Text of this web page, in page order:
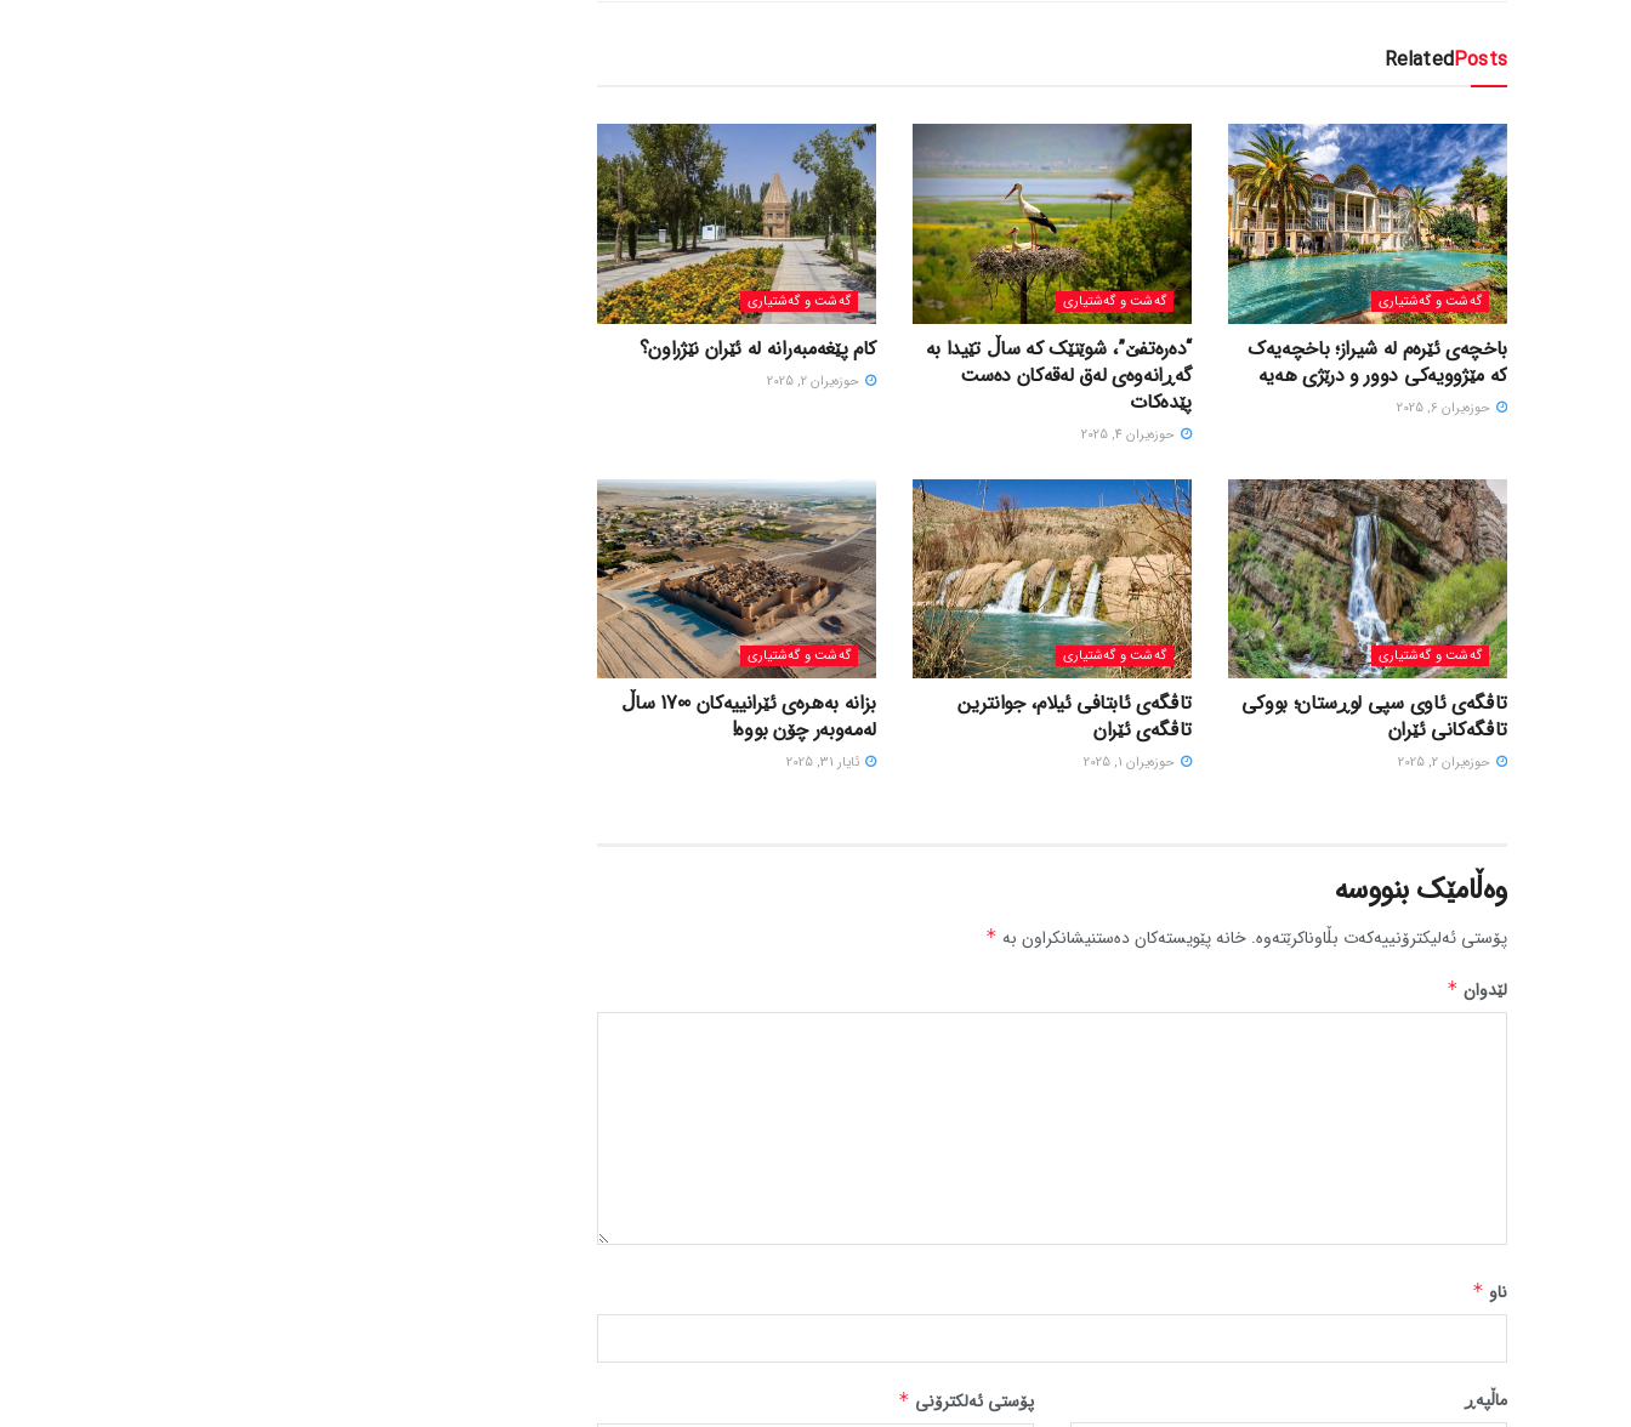
RelatedPosts
گه‌شت و گه‌شتیاری
باخچەی ئێرەم لە شیراز؛ باخچەیەک
کە مێژوویەکی دوور و درێژی هەیە
حوزه‌یران 6, 2025
گه‌شت و گه‌شتیاری
“دەرەتفێ”، شوێنێک کە ساڵ تێیدا بە
گەڕانەوەی لەق لەقەکان دەست
پێدەکات
حوزه‌یران 4, 2025
گه‌شت و گه‌شتیاری
کام پێغەمبەرانە لە ئێران نێژراون؟
حوزه‌یران 2, 2025
گه‌شت و گه‌شتیاری
تاڤگەی ئاوی سپی لوڕستان؛ بووکی
تاڤگەکانی ئێران
حوزه‌یران 2, 2025
گه‌شت و گه‌شتیاری
تاڤگەی ئابتافی ئیلام، جوانترین
تاڤگەی ئێران
حوزه‌یران 1, 2025
گه‌شت و گه‌شتیاری
بزانه بەهرەی ئێرانییەکان 1700 ساڵ
لەمەوبەر چۆن بووه!
ئایار 31, 2025
وەڵامێک بنووسە
پۆستی ئەلیکترۆنییەکەت بڵاوناکرێتەوە. خانە پێویستەکان دەستنیشانکراون بە *
لێدوان *
ناو *
پۆستی ئەلکترۆنی * ماڵپه‌ڕ